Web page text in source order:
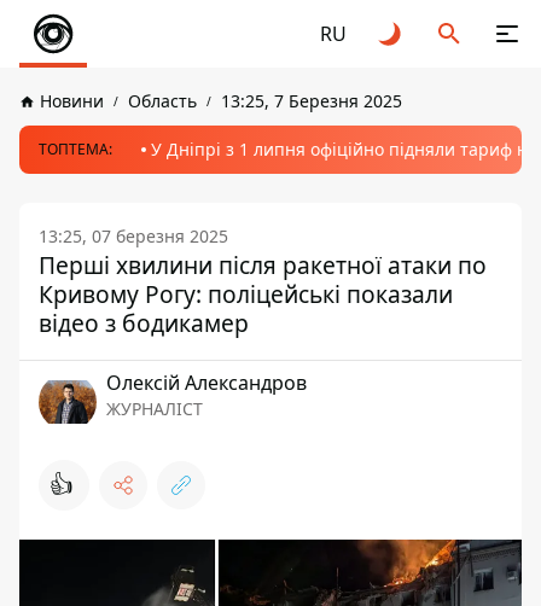
RU
Новини Область 13:25, 7 Березня 2025
ТОПТЕМА: У Дніпрі з 1 липня офіційно підняли тариф
13:25, 07 березня 2025
Перші хвилини після ракетної атаки по
Кривому Рогу: поліцейські показали
відео з бодикамер
Олексій Александров
ЖУРНАЛІСТ
👍